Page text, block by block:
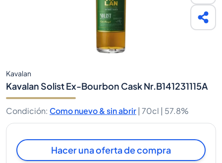
Kavalan
Kavalan Solist Ex-Bourbon Cask Nr.B141231115A
Condición: Como nuevo & sin abrir | 70cl | 57.8%
Hacer una oferta de compra